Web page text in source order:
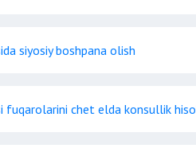
siyosiy boshpana olish
fuqarolarini chet elda konsullik